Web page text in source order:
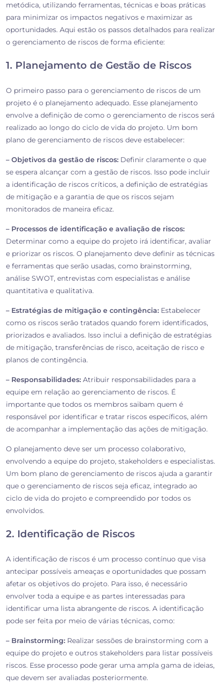
metódica, utilizando ferramentas, técnicas e boas práticas
para minimizar os impactos negativos e maximizar as
oportunidades. Aqui estão os passos detalhados para realizar
o gerenciamento de riscos de forma eficiente:
1. Planejamento de Gestão de Riscos
O primeiro passo para o gerenciamento de riscos de um
projeto é o planejamento adequado. Esse planejamento
envolve a definição de como o gerenciamento de riscos será
realizado ao longo do ciclo de vida do projeto. Um bom
plano de gerenciamento de riscos deve estabelecer:
– Objetivos da gestão de riscos: Definir claramente o que
se espera alcançar com a gestão de riscos. Isso pode incluir
a identificação de riscos críticos, a definição de estratégias
de mitigação e a garantia de que os riscos sejam
monitorados de maneira eficaz.
– Processos de identificação e avaliação de riscos:
Determinar como a equipe do projeto irá identificar, avaliar
e priorizar os riscos. O planejamento deve definir as técnicas
e ferramentas que serão usadas, como brainstorming,
análise SWOT, entrevistas com especialistas e análise
quantitativa e qualitativa.
– Estratégias de mitigação e contingência: Estabelecer
como os riscos serão tratados quando forem identificados,
priorizados e avaliados. Isso inclui a definição de estratégias
de mitigação, transferências de risco, aceitação de risco e
planos de contingência.
– Responsabilidades: Atribuir responsabilidades para a
equipe em relação ao gerenciamento de riscos. É
importante que todos os membros saibam quem é
responsável por identificar e tratar riscos específicos, além
de acompanhar a implementação das ações de mitigação.
O planejamento deve ser um processo colaborativo,
envolvendo a equipe do projeto, stakeholders e especialistas.
Um bom plano de gerenciamento de riscos ajuda a garantir
que o gerenciamento de riscos seja eficaz, integrado ao
ciclo de vida do projeto e compreendido por todos os
envolvidos.
2. Identificação de Riscos
A identificação de riscos é um processo contínuo que visa
antecipar possíveis ameaças e oportunidades que possam
afetar os objetivos do projeto. Para isso, é necessário
envolver toda a equipe e as partes interessadas para
identificar uma lista abrangente de riscos. A identificação
pode ser feita por meio de várias técnicas, como:
– Brainstorming: Realizar sessões de brainstorming com a
equipe do projeto e outros stakeholders para listar possíveis
riscos. Esse processo pode gerar uma ampla gama de ideias,
que devem ser avaliadas posteriormente.